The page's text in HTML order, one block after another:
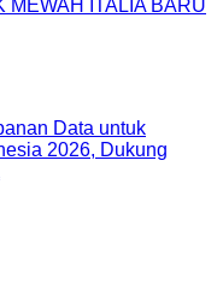
MEWAH ITALIA BARU
Data untuk
2026, Dukung